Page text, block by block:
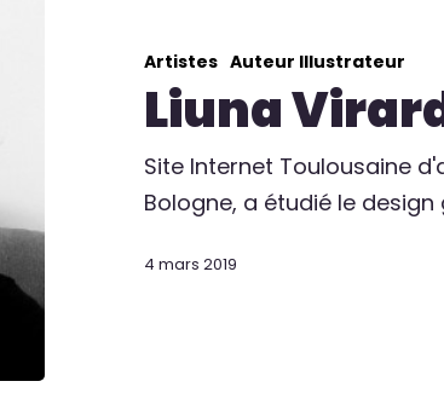
Artistes Auteur Illustrateur
Liuna
Site Internet Toulousaine
Bologne, a étudié le design
4 mars 2019